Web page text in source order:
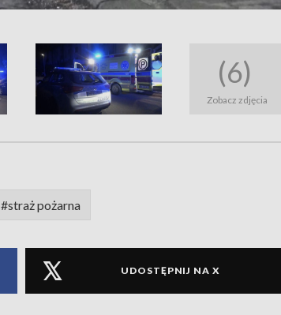
(6)
Zobacz zdjęcia
#straż pożarna
UDOSTĘPNIJ NA X